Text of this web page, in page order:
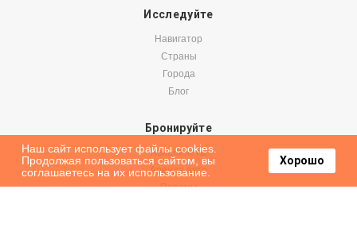
Исследуйте
Навигатор
Страны
Города
Блог
Бронируйте
Авиабилеты
Аренда авто
Паромы
Наш сайт использует файлы cookies.
Продолжая пользоваться сайтом, вы
соглашаетесь на их использование.
Хорошо